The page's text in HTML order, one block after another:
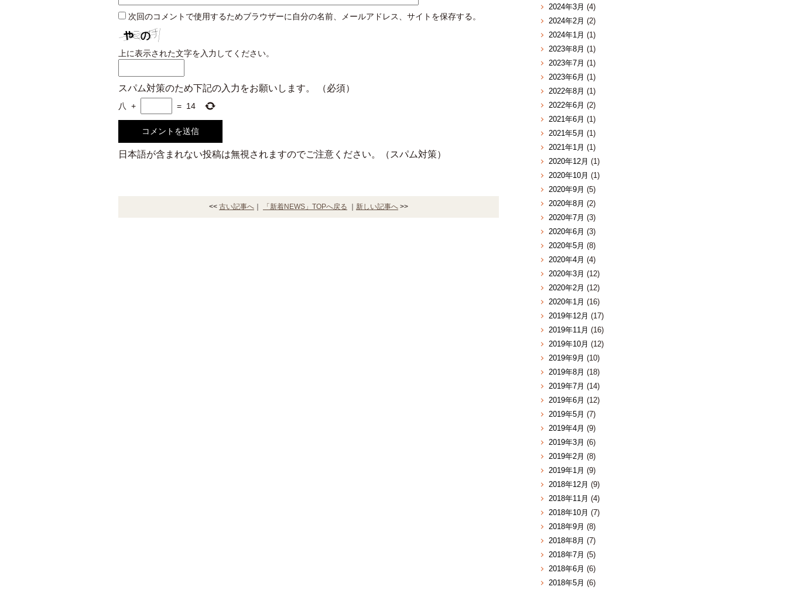
次回のコメントで使用するためブラウザーに自分の名前、メールアドレス、サイトを保存する。
上に表示された文字を入力してください。
スパム対策のため下記の入力をお願いします。 （必須）
八 + = 14
日本語が含まれない投稿は無視されますのでご注意ください。（スパム対策）
<< 古い記事へ 「新着NEWS」TOPへ戻る 新しい記事へ >>
2024年3月 (4)
2024年2月 (2)
2024年1月 (1)
2023年8月 (1)
2023年7月 (1)
2023年6月 (1)
2022年8月 (1)
2022年6月 (2)
2021年6月 (1)
2021年5月 (1)
2021年1月 (1)
2020年12月 (1)
2020年10月 (1)
2020年9月 (5)
2020年8月 (2)
2020年7月 (3)
2020年6月 (3)
2020年5月 (8)
2020年4月 (4)
2020年3月 (12)
2020年2月 (12)
2020年1月 (16)
2019年12月 (17)
2019年11月 (16)
2019年10月 (12)
2019年9月 (10)
2019年8月 (18)
2019年7月 (14)
2019年6月 (12)
2019年5月 (7)
2019年4月 (9)
2019年3月 (6)
2019年2月 (8)
2019年1月 (9)
2018年12月 (9)
2018年11月 (4)
2018年10月 (7)
2018年9月 (8)
2018年8月 (7)
2018年7月 (5)
2018年6月 (6)
2018年5月 (6)